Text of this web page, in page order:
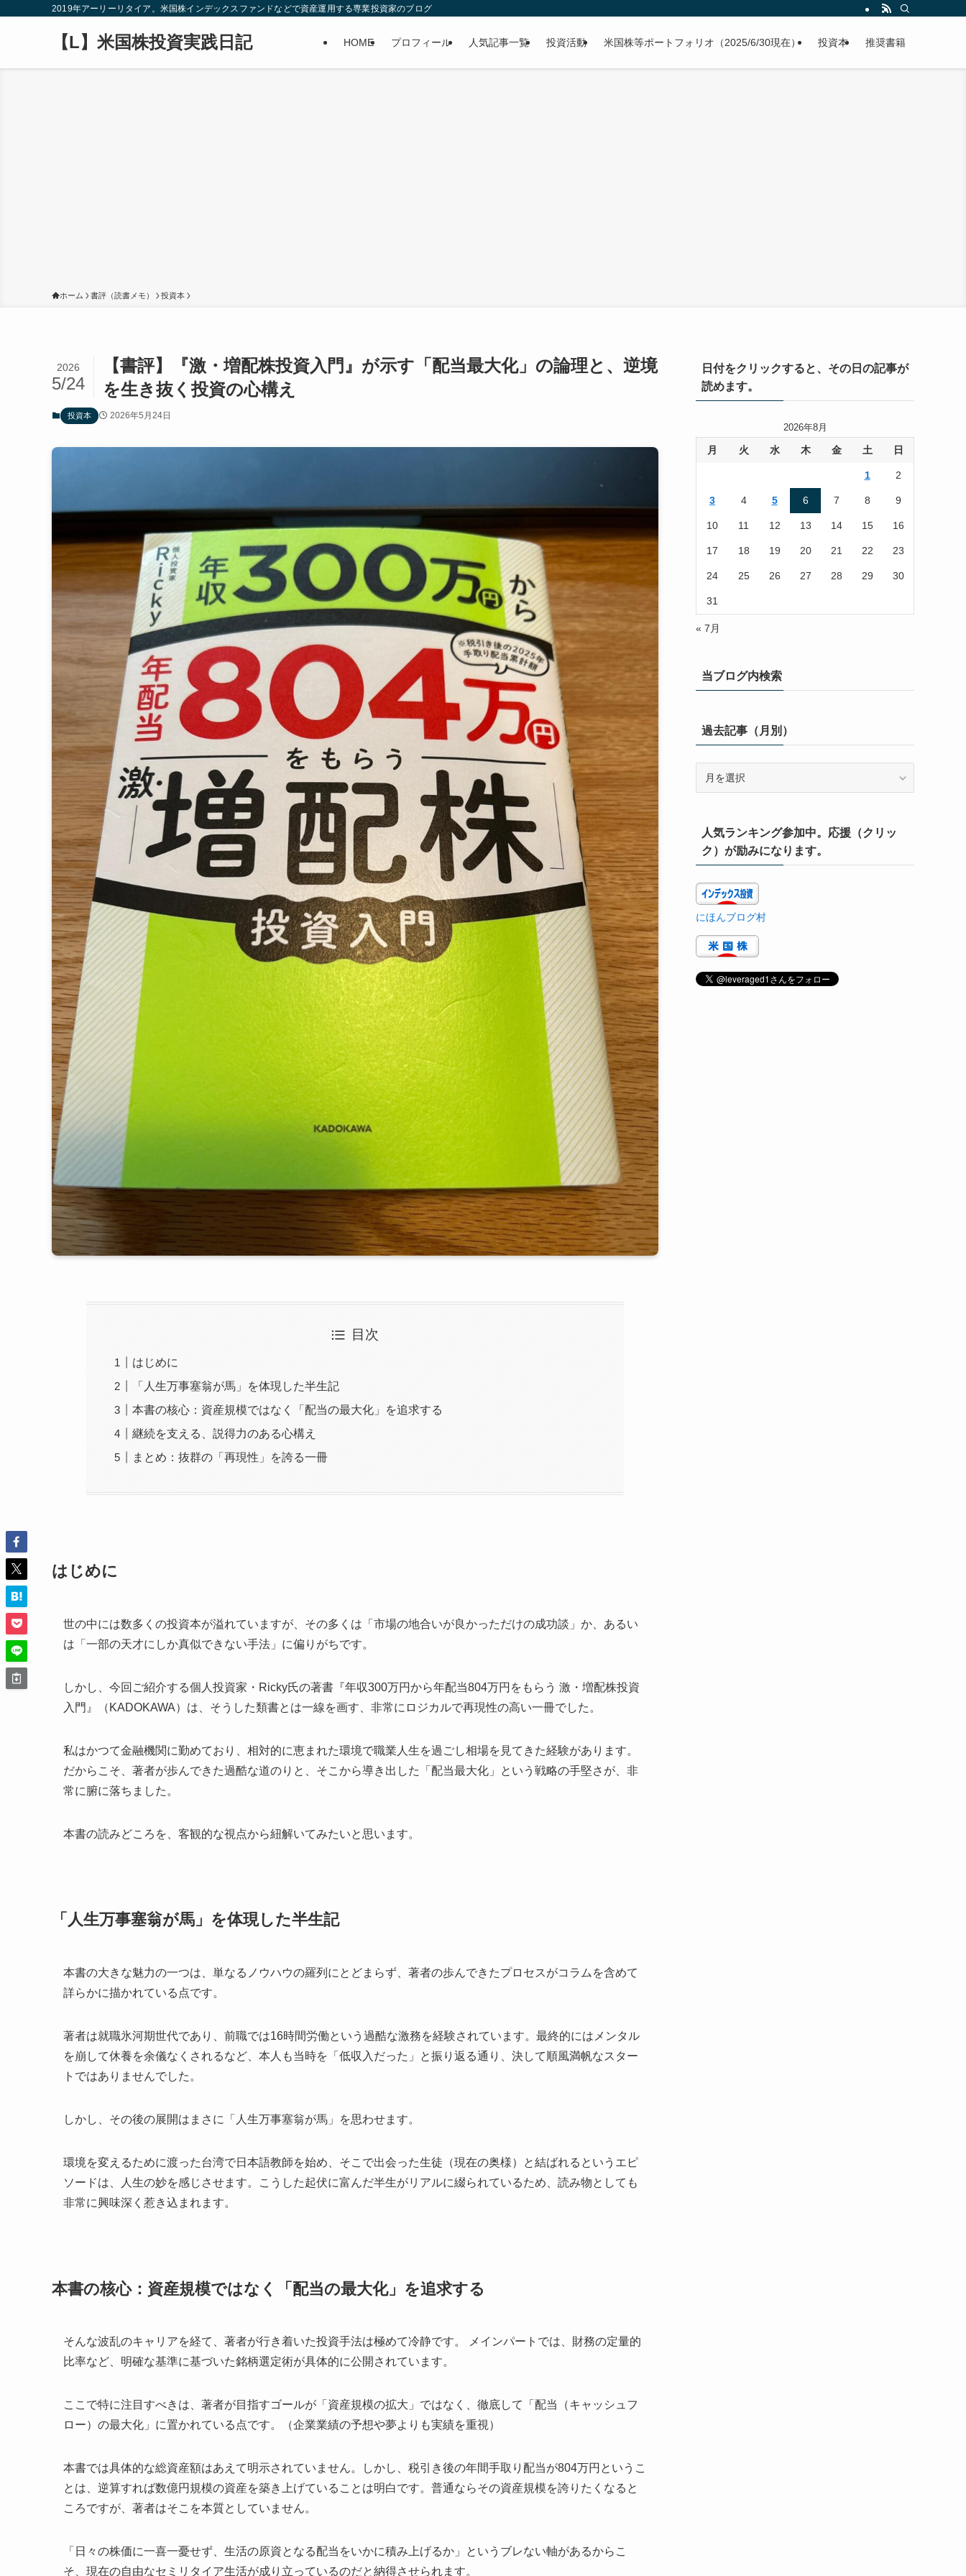
2019年アーリーリタイア。米国株インデックスファンドなどで資産運用する専業投資家のブログ
【L】米国株投資実践日記 HOME プロフィール 人気記事一覧 投資活動 米国株等ポートフォリオ（2025/6/30現在） 投資本 推奨書籍
ホーム 書評（読書メモ） 投資本
【書評】『激・増配株投資入門』が示す「配当最大化」の論理と、逆境
を生き抜く投資の心構え
2026
5/24
投資本 2026年5月24日
目次
はじめに
「人生万事塞翁が馬」を体現した半生記
本書の核心：資産規模ではなく「配当の最大化」を追求する
継続を支える、説得力のある心構え
まとめ：抜群の「再現性」を誇る一冊
はじめに
世の中には数多くの投資本が溢れていますが、その多くは「市場の地合いが良かっただけの成功談」か、あるい
は「一部の天才にしか真似できない手法」に偏りがちです。
しかし、今回ご紹介する個人投資家・Ricky氏の著書『年収300万円から年配当804万円をもらう 激・増配株投資
入門』（KADOKAWA）は、そうした類書とは一線を画す、非常にロジカルで再現性の高い一冊でした。
私はかつて金融機関に勤めており、相対的に恵まれた環境で職業人生を過ごし相場を見てきた経験があります。
だからこそ、著者が歩んできた過酷な道のりと、そこから導き出した「配当最大化」という戦略の手堅さが、非
常に腑に落ちました。
本書の読みどころを、客観的な視点から紐解いてみたいと思います。
「人生万事塞翁が馬」を体現した半生記
本書の大きな魅力の一つは、単なるノウハウの羅列にとどまらず、著者の歩んできたプロセスがコラムを含めて
詳らかに描かれている点です。
著者は就職氷河期世代であり、前職では16時間労働という過酷な激務を経験されています。最終的にはメンタル
を崩して休養を余儀なくされるなど、本人も当時を「低収入だった」と振り返る通り、決して順風満帆なスター
トではありませんでした。
しかし、その後の展開はまさに「人生万事塞翁が馬」を思わせます。
環境を変えるために渡った台湾で日本語教師を始め、そこで出会った生徒（現在の奥様）と結ばれるというエピ
ソードは、人生の妙を感じさせます。こうした起伏に富んだ半生がリアルに綴られているため、読み物としても
非常に興味深く惹き込まれます。
本書の核心：資産規模ではなく「配当の最大化」を追求する
そんな波乱のキャリアを経て、著者が行き着いた投資手法は極めて冷静です。 メインパートでは、財務の定量的
比率など、明確な基準に基づいた銘柄選定術が具体的に公開されています。
ここで特に注目すべきは、著者が目指すゴールが「資産規模の拡大」ではなく、徹底して「配当（キャッシュフ
ロー）の最大化」に置かれている点です。（企業業績の予想や夢よりも実績を重視）
本書では具体的な総資産額はあえて明示されていません。しかし、税引き後の年間手取り配当が804万円というこ
とは、逆算すれば数億円規模の資産を築き上げていることは明白です。普通ならその資産規模を誇りたくなると
ころですが、著者はそこを本質としていません。
「日々の株価に一喜一憂せず、生活の原資となる配当をいかに積み上げるか」というブレない軸があるからこ
そ、現在の自由なセミリタイア生活が成り立っているのだと納得させられます。
日付をクリックすると、その日の記事が
読めます。
2026年8月
月 火 水 木 金 土 日
1 2
3 4 5 6 7 8 9
10 11 12 13 14 15 16
17 18 19 20 21 22 23
24 25 26 27 28 29 30
31
« 7月
当ブログ内検索
過去記事（月別）
（月
別）
人気ランキング参加中。応援（クリッ
ク）が励みになります。
にほんブログ村